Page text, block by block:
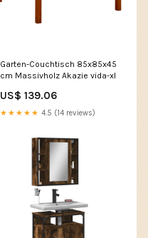
Garten-Couchtisch 85x85x45
cm Massivholz Akazie vida-xl
US$ 139.06
★★★★★ 4.5 (14 reviews)